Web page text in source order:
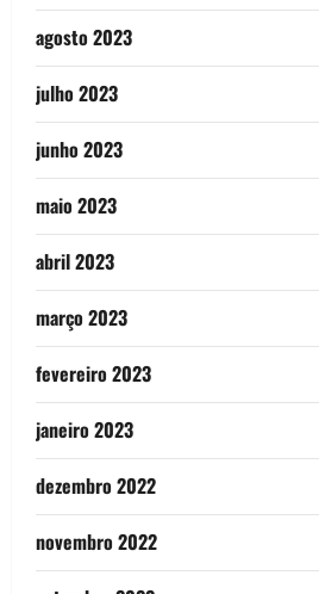
agosto 2023
julho 2023
junho 2023
maio 2023
abril 2023
março 2023
fevereiro 2023
janeiro 2023
dezembro 2022
novembro 2022